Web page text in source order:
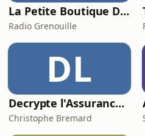
La Petite Boutique De Curiosités - Dr Zoom
Radio Grenouille
DL
Decrypte l'Assurance : Le Podcast qui rend l'assurance (Presque) sexy
Christophe Bremard